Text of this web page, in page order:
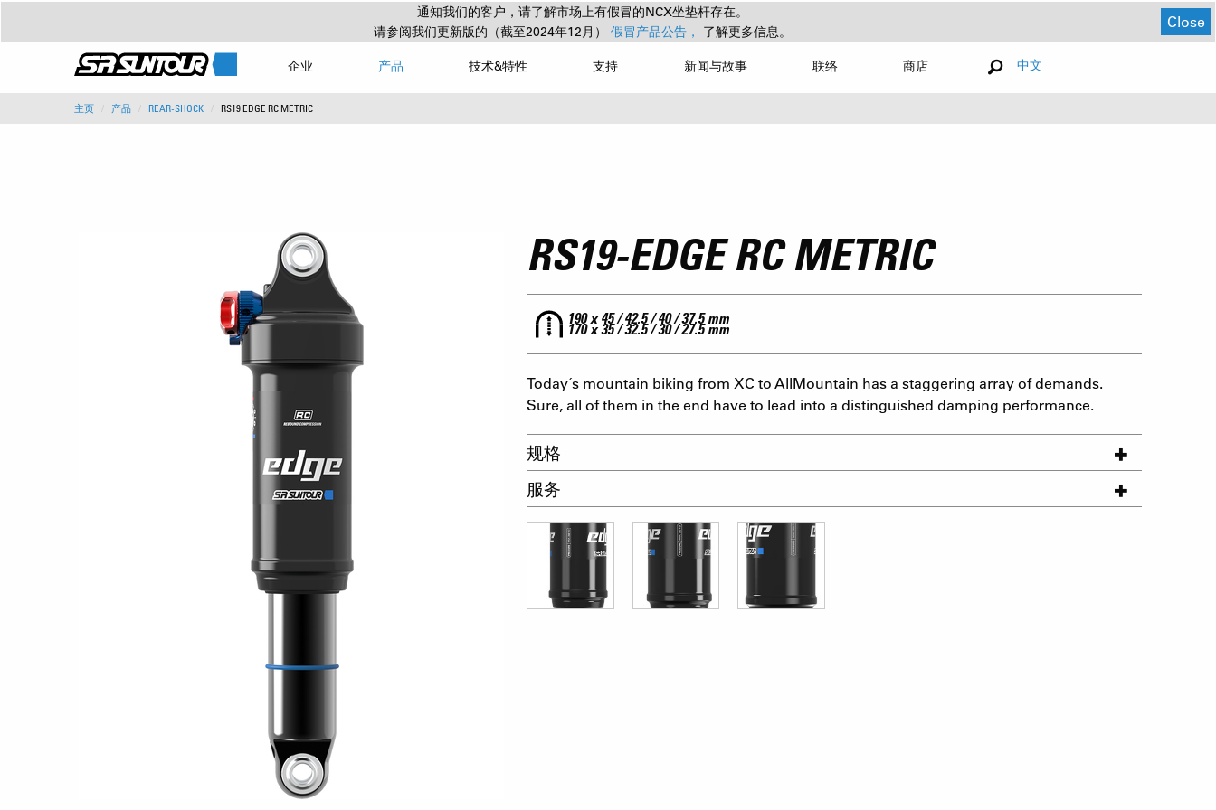
通知我们的客户，请了解市场上有假冒的NCX坐垫杆存在。
请参阅我们更新版的（截至2024年12月） 假冒产品公告， 了解更多信息。
Close
企业 产品 技术&特性 支持 新闻与故事 联络 商店 中文
主页 产品 REAR-SHOCK RS19 EDGE RC METRIC
RS19-EDGE RC METRIC
190 x 45 / 42.5 / 40 / 37.5 mm
170 x 35 / 32.5 / 30 / 27.5 mm
Today´s mountain biking from XC to AllMountain has a staggering array of demands.
Sure, all of them in the end have to lead into a distinguished damping performance.
规格
服务